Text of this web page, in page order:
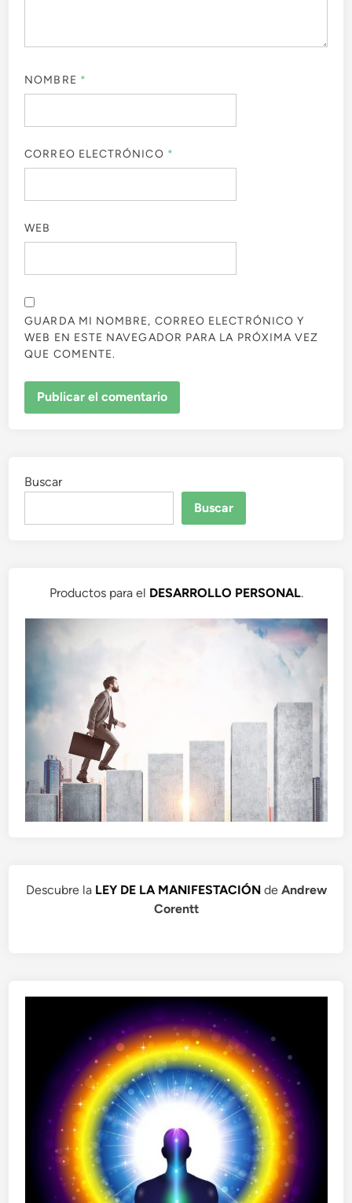
NOMBRE *
CORREO ELECTRÓNICO *
WEB
GUARDA MI NOMBRE, CORREO ELECTRÓNICO Y
WEB EN ESTE NAVEGADOR PARA LA PRÓXIMA VEZ
QUE COMENTE.
Buscar
Buscar
Productos para el DESARROLLO PERSONAL.
Descubre la LEY DE LA MANIFESTACIÓNde Andrew
Corentt